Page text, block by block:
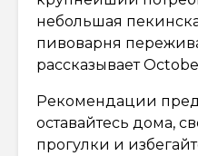
небольшая
пивоварня
рассказывает
Рекомендации
оставайтесь дома,
прогулки и